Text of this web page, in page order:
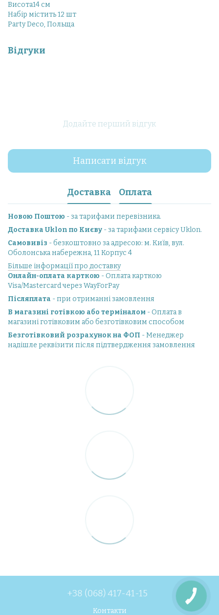
Висота14 см
Набір містить 12 шт
Party Deco, Польща
Відгуки
Додайте перший відгук
Написати відгук
Доставка Оплата
Новою Поштою - за тарифами перевізника.
Доставка Uklon по Києву - за тарифами сервісу Uklon.
Самовивіз - безкоштовно за адресою: м. Київ, вул.
Оболонська набережна, 11 Корпус 4
Більше інформації про доставку
Онлайн-оплата карткою - Оплата карткою
Visa/Mastercard через WayForPay
Післяплата - при отриманні замовлення
В магазині готівкою або терміналом - Оплата в
магазині готівковим або безготівковим способом
Безготівковий розрахунок на ФОП - Менеджер
надішле реквізити після підтвердження замовлення
+38 (068) 417-41-15
Контакти